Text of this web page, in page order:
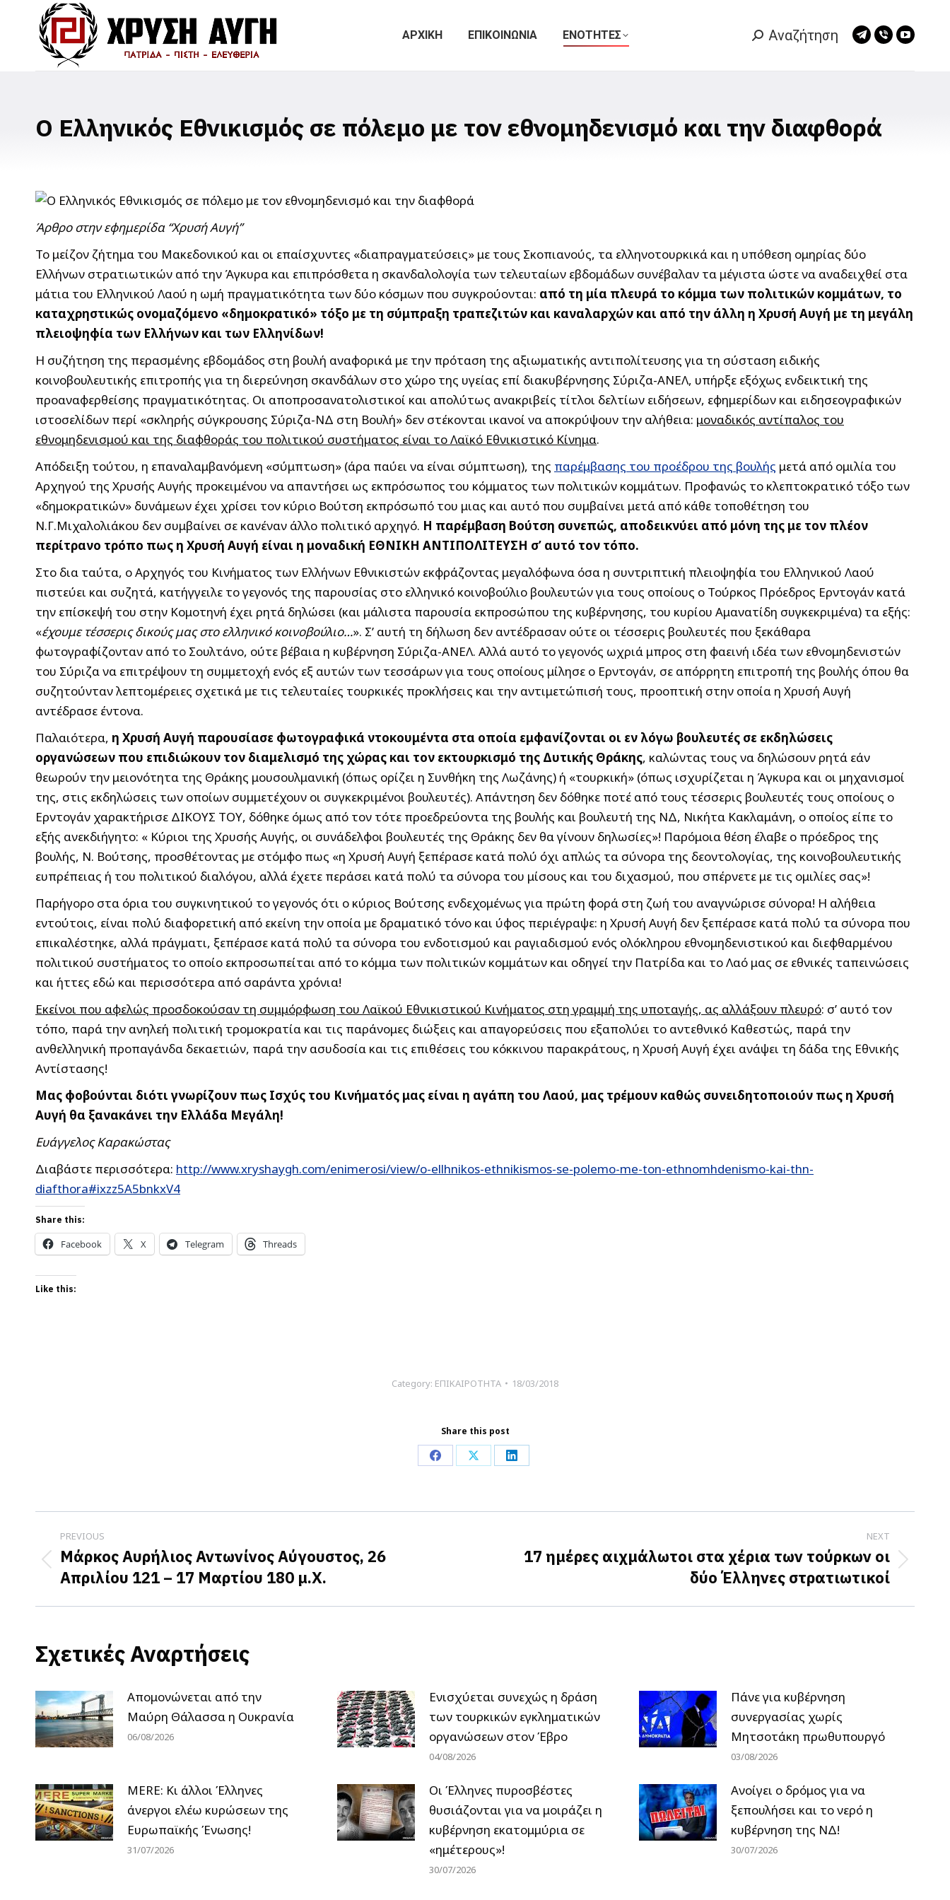
ΑΡΧΙΚΗ ΕΠΙΚΟΙΝΩΝΙΑ ΕΝΟΤΗΤΕΣ Search:
Αναζήτηση
Telegram
new
window
Viber
Ο Ελληνικός Εθνικισμός σε πόλεμο με τον εθνομηδενισμό και την διαφθορά
Άρθρο στην εφημερίδα “Χρυσή Αυγή”
Το μείζον ζήτημα του Μακεδονικού και οι επαίσχυντες «διαπραγματεύσεις» με τους Σκοπιανούς, τα ελληνοτουρκικά και η υπόθεση ομηρίας δύο
Ελλήνων στρατιωτικών από την Άγκυρα και επιπρόσθετα η σκανδαλολογία των τελευταίων εβδομάδων συνέβαλαν τα μέγιστα ώστε να αναδειχθεί στα
μάτια του Ελληνικού Λαού η ωμή πραγματικότητα των δύο κόσμων που συγκρούονται: από τη μία πλευρά το κόμμα των πολιτικών κομμάτων, το
καταχρηστικώς ονομαζόμενο «δημοκρατικό» τόξο με τη σύμπραξη τραπεζιτών και καναλαρχών και από την άλλη η Χρυσή Αυγή με τη μεγάλη
πλειοψηφία των Ελλήνων και των Ελληνίδων!
Η συζήτηση της περασμένης εβδομάδος στη βουλή αναφορικά με την πρόταση της αξιωματικής αντιπολίτευσης για τη σύσταση ειδικής
κοινοβουλευτικής επιτροπής για τη διερεύνηση σκανδάλων στο χώρο της υγείας επί διακυβέρνησης Σύριζα-ΑΝΕΛ, υπήρξε εξόχως ενδεικτική της
προαναφερθείσης πραγματικότητας. Οι αποπροσανατολιστικοί και απολύτως ανακριβείς τίτλοι δελτίων ειδήσεων, εφημερίδων και ειδησεογραφικών
ιστοσελίδων περί «σκληρής σύγκρουσης Σύριζα-ΝΔ στη Βουλή» δεν στέκονται ικανοί να αποκρύψουν την αλήθεια: μοναδικός αντίπαλος του
εθνομηδενισμού και της διαφθοράς του πολιτικού συστήματος είναι το Λαϊκό Εθνικιστικό Κίνημα.
Απόδειξη τούτου, η επαναλαμβανόμενη «σύμπτωση» (άρα παύει να είναι σύμπτωση), της παρέμβασης του προέδρου της βουλής μετά από ομιλία του
Αρχηγού της Χρυσής Αυγής προκειμένου να απαντήσει ως εκπρόσωπος του κόμματος των πολιτικών κομμάτων. Προφανώς το κλεπτοκρατικό τόξο των
«δημοκρατικών» δυνάμεων έχει χρίσει τον κύριο Βούτση εκπρόσωπό του μιας και αυτό που συμβαίνει μετά από κάθε τοποθέτηση του
Ν.Γ.Μιχαλολιάκου δεν συμβαίνει σε κανέναν άλλο πολιτικό αρχηγό. Η παρέμβαση Βούτση συνεπώς, αποδεικνύει από μόνη της με τον πλέον
περίτρανο τρόπο πως η Χρυσή Αυγή είναι η μοναδική ΕΘΝΙΚΗ ΑΝΤΙΠΟΛΙΤΕΥΣΗ σ’ αυτό τον τόπο.
Στο δια ταύτα, ο Αρχηγός του Κινήματος των Ελλήνων Εθνικιστών εκφράζοντας μεγαλόφωνα όσα η συντριπτική πλειοψηφία του Ελληνικού Λαού
πιστεύει και συζητά, κατήγγειλε το γεγονός της παρουσίας στο ελληνικό κοινοβούλιο βουλευτών για τους οποίους ο Τούρκος Πρόεδρος Ερντογάν κατά
την επίσκεψή του στην Κομοτηνή έχει ρητά δηλώσει (και μάλιστα παρουσία εκπροσώπου της κυβέρνησης, του κυρίου Αμανατίδη συγκεκριμένα) τα εξής:
«έχουμε τέσσερις δικούς μας στο ελληνικό κοινοβούλιο…». Σ’ αυτή τη δήλωση δεν αντέδρασαν ούτε οι τέσσερις βουλευτές που ξεκάθαρα
φωτογραφίζονταν από το Σουλτάνο, ούτε βέβαια η κυβέρνηση Σύριζα-ΑΝΕΛ. Αλλά αυτό το γεγονός ωχριά μπρος στη φαεινή ιδέα των εθνομηδενιστών
του Σύριζα να επιτρέψουν τη συμμετοχή ενός εξ αυτών των τεσσάρων για τους οποίους μίλησε ο Ερντογάν, σε απόρρητη επιτροπή της βουλής όπου θα
συζητούνταν λεπτομέρειες σχετικά με τις τελευταίες τουρκικές προκλήσεις και την αντιμετώπισή τους, προοπτική στην οποία η Χρυσή Αυγή
αντέδρασε έντονα.
Παλαιότερα, η Χρυσή Αυγή παρουσίασε φωτογραφικά ντοκουμέντα στα οποία εμφανίζονται οι εν λόγω βουλευτές σε εκδηλώσεις
οργανώσεων που επιδιώκουν τον διαμελισμό της χώρας και τον εκτουρκισμό της Δυτικής Θράκης, καλώντας τους να δηλώσουν ρητά εάν
θεωρούν την μειονότητα της Θράκης μουσουλμανική (όπως ορίζει η Συνθήκη της Λωζάνης) ή «τουρκική» (όπως ισχυρίζεται η Άγκυρα και οι μηχανισμοί
της, στις εκδηλώσεις των οποίων συμμετέχουν οι συγκεκριμένοι βουλευτές). Απάντηση δεν δόθηκε ποτέ από τους τέσσερις βουλευτές τους οποίους ο
Ερντογάν χαρακτήρισε ΔΙΚΟΥΣ ΤΟΥ, δόθηκε όμως από τον τότε προεδρεύοντα της βουλής και βουλευτή της ΝΔ, Νικήτα Κακλαμάνη, ο οποίος είπε το
εξής ανεκδιήγητο: « Κύριοι της Χρυσής Αυγής, οι συνάδελφοι βουλευτές της Θράκης δεν θα γίνουν δηλωσίες»! Παρόμοια θέση έλαβε ο πρόεδρος της
βουλής, Ν. Βούτσης, προσθέτοντας με στόμφο πως «η Χρυσή Αυγή ξεπέρασε κατά πολύ όχι απλώς τα σύνορα της δεοντολογίας, της κοινοβουλευτικής
ευπρέπειας ή του πολιτικού διαλόγου, αλλά έχετε περάσει κατά πολύ τα σύνορα του μίσους και του διχασμού, που σπέρνετε με τις ομιλίες σας»!
Παρήγορο στα όρια του συγκινητικού το γεγονός ότι ο κύριος Βούτσης ενδεχομένως για πρώτη φορά στη ζωή του αναγνώρισε σύνορα! Η αλήθεια
εντούτοις, είναι πολύ διαφορετική από εκείνη την οποία με δραματικό τόνο και ύφος περιέγραψε: η Χρυσή Αυγή δεν ξεπέρασε κατά πολύ τα σύνορα που
επικαλέστηκε, αλλά πράγματι, ξεπέρασε κατά πολύ τα σύνορα του ενδοτισμού και ραγιαδισμού ενός ολόκληρου εθνομηδενιστικού και διεφθαρμένου
πολιτικού συστήματος το οποίο εκπροσωπείται από το κόμμα των πολιτικών κομμάτων και οδηγεί την Πατρίδα και το Λαό μας σε εθνικές ταπεινώσεις
και ήττες εδώ και περισσότερα από σαράντα χρόνια!
Εκείνοι που αφελώς προσδοκούσαν τη συμμόρφωση του Λαϊκού Εθνικιστικού Κινήματος στη γραμμή της υποταγής, ας αλλάξουν πλευρό: σ’ αυτό τον
τόπο, παρά την ανηλεή πολιτική τρομοκρατία και τις παράνομες διώξεις και απαγορεύσεις που εξαπολύει το αντεθνικό Καθεστώς, παρά την
ανθελληνική προπαγάνδα δεκαετιών, παρά την ασυδοσία και τις επιθέσεις του κόκκινου παρακράτους, η Χρυσή Αυγή έχει ανάψει τη δάδα της Εθνικής
Αντίστασης!
Μας φοβούνται διότι γνωρίζουν πως Ισχύς του Κινήματός μας είναι η αγάπη του Λαού, μας τρέμουν καθώς συνειδητοποιούν πως η Χρυσή
Αυγή θα ξανακάνει την Ελλάδα Μεγάλη!
Ευάγγελος Καρακώστας
Διαβάστε περισσότερα: http://www.xryshaygh.com/enimerosi/view/o-ellhnikos-ethnikismos-se-polemo-me-ton-ethnomhdenismo-kai-thn-
diafthora#ixzz5A5bnkxV4
Share this:
Facebook X Telegram Threads
Like this:
Category: ΕΠΙΚΑΙΡΟΤΗΤΑ 18/03/2018
Share this post
Share
Facebook
Share
X
Share
LinkedIn
Post
navigation
PREVIOUS
Previous
post:
Μάρκος Αυρήλιος Αντωνίνος Αύγουστος, 26
Απριλίου 121 – 17 Μαρτίου 180 μ.Χ.
NEXT
17 ημέρες αιχμάλωτοι στα χέρια των τούρκων οι
δύο Έλληνες στρατιωτικοί
Σχετικές Αναρτήσεις
Απομονώνεται από την
Μαύρη Θάλασσα η Ουκρανία
06/08/2026
Ενισχύεται συνεχώς η δράση
των τουρκικών εγκληματικών
οργανώσεων στον Έβρο
04/08/2026
Πάνε για κυβέρνηση
συνεργασίας χωρίς
Μητσοτάκη πρωθυπουργό
03/08/2026
MERE: Κι άλλοι Έλληνες
άνεργοι ελέω κυρώσεων της
Ευρωπαϊκής Ένωσης!
31/07/2026
Οι Έλληνες πυροσβέστες
θυσιάζονται για να μοιράζει η
κυβέρνηση εκατομμύρια σε
«ημέτερους»!
30/07/2026
Ανοίγει ο δρόμος για να
ξεπουλήσει και το νερό η
κυβέρνηση της ΝΔ!
30/07/2026